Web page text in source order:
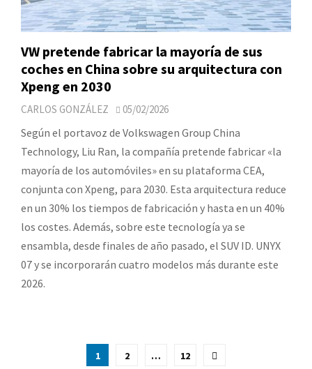
VW pretende fabricar la mayoría de sus
coches en China sobre su arquitectura con
Xpeng en 2030
CARLOS GONZÁLEZ 05/02/2026
Según el portavoz de Volkswagen Group China
Technology, Liu Ran, la compañía pretende fabricar «la
mayoría de los automóviles» en su plataforma CEA,
conjunta con Xpeng, para 2030. Esta arquitectura reduce
en un 30% los tiempos de fabricación y hasta en un 40%
los costes. Además, sobre este tecnología ya se
ensambla, desde finales de año pasado, el SUV ID. UNYX
07 y se incorporarán cuatro modelos más durante este
2026.
Paginación
1 2 … 12